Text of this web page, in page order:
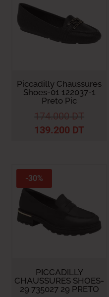
Piccadilly Chaussures
Shoes-01 122037-1
Preto Pic
174.000 DT
139.200 DT
-30%
PICCADILLY
CHAUSSURES SHOES-
29 735027 29 PRETO